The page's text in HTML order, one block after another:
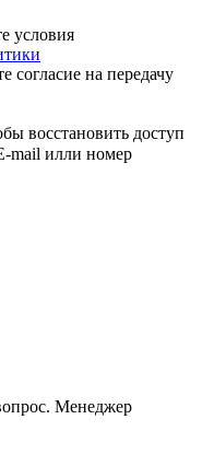
условия
согласие на передачу
восстановить доступ
mail илли номер
Менеджер